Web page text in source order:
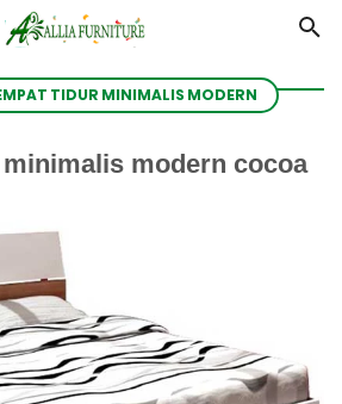
TIDUR MINIMALIS MODERN
modern cocoa